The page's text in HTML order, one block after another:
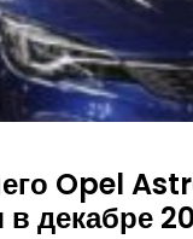
Opel
декабре